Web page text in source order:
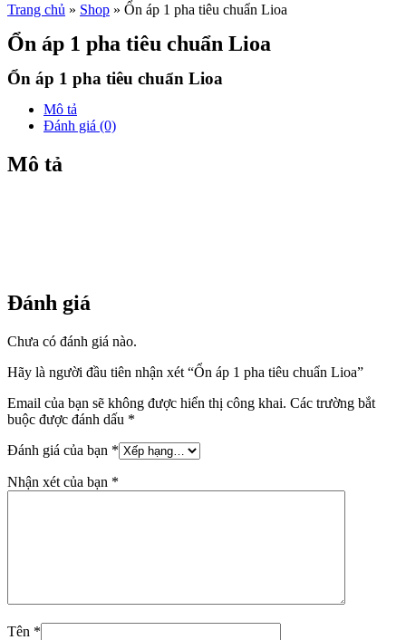
Trang chủ » Shop » Ổn áp 1 pha tiêu chuẩn Lioa
Ổn áp 1 pha tiêu chuẩn Lioa
Ổn áp 1 pha tiêu chuẩn Lioa
Mô tả
Đánh giá (0)
Mô tả
Đánh giá
Chưa có đánh giá nào.
Hãy là người đầu tiên nhận xét “Ổn áp 1 pha tiêu chuẩn Lioa”
Email của bạn sẽ không được hiển thị công khai. Các trường bắt
buộc được đánh dấu *
Đánh giá của bạn *
Nhận xét của bạn *
Tên *